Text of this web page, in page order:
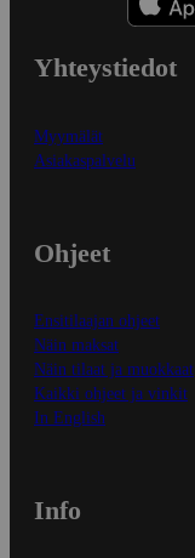
Yhteystiedot
Myymälät
Asiakaspalvelu
Ohjeet
Ensitilaajan ohjeet
Näin maksat
Näin tilaat ja muokkaat
Kaikki ohjeet ja vinkit
In English
Info